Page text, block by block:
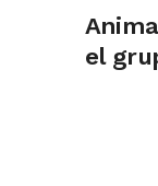
el